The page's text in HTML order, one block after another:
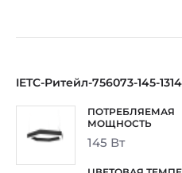
IETC-Ритейл-756073-145-
145 Вт